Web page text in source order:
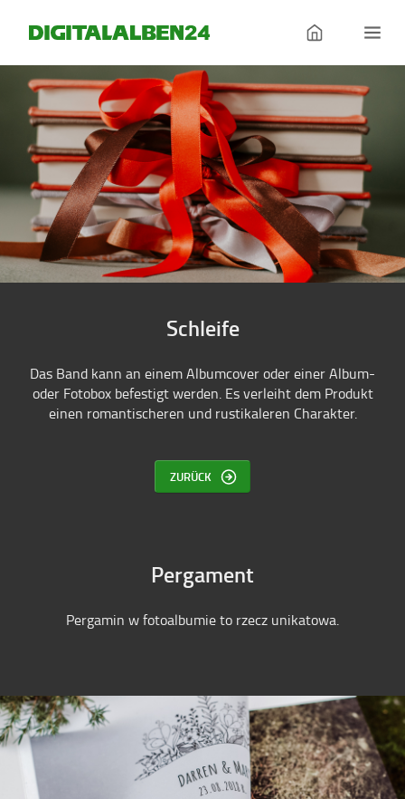
Schleife
Das Band kann an einem Albumcover oder einer Album-
oder Fotobox befestigt werden. Es verleiht dem Produkt
einen romantischeren und rustikaleren Charakter.
ZURÜCK
Pergament
Pergamin w fotoalbumie to rzecz unikatowa.